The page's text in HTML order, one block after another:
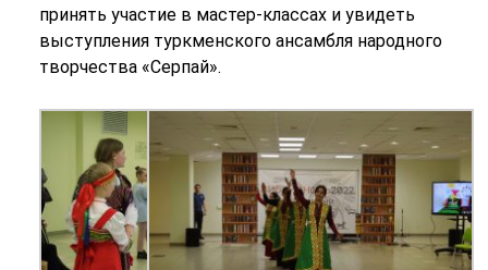
принять участие в мастер-классах и увидеть
выступления туркменского ансамбля народного
творчества «Серпай».